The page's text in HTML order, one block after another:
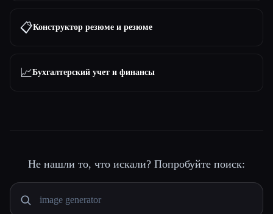
📋Конструктор резюме и резюме
📈Бухгалтерский учет и финансы
Не нашли то, что искали? Попробуйте поиск: